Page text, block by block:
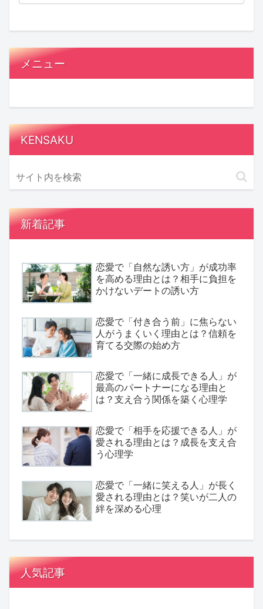
メニュー
KENSAKU
新着記事
恋愛で「自然な誘い方」が成功率
を高める理由とは？相手に負担を
かけないデートの誘い方
恋愛で「付き合う前」に焦らない
人がうまくいく理由とは？信頼を
育てる交際の始め方
恋愛で「一緒に成長できる人」が
最高のパートナーになる理由と
は？支え合う関係を築く心理学
恋愛で「相手を応援できる人」が
愛される理由とは？成長を支え合
う心理学
恋愛で「一緒に笑える人」が長く
愛される理由とは？笑いが二人の
絆を深める心理
人気記事